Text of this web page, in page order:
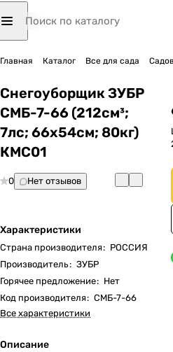
Главная Каталог Все для сада
Снегоуборщик ЗУБР
СМБ-7-66 (212см³;
7лс; 66х54см; 80кг)
КМС01
0 Нет отзывов
Характеристики
Страна производителя: РОССИЯ
Производитель: ЗУБР
Горячее предложение: Нет
Код производителя: СМБ-7-66
Все характеристики
Описание